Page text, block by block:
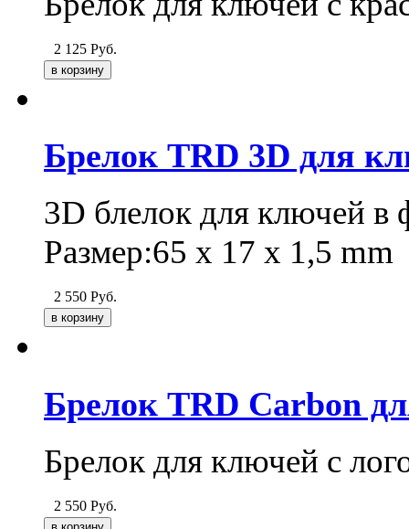
2 125 Руб.
Брелок TRD 3D для
3D блелок для ключей
Размер:65 x 17 x 1,5 mm
2 550 Руб.
Брелок TRD Carbon
Брелок для ключей с
2 550 Руб.